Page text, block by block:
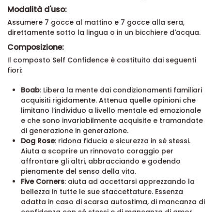
Modalità d'uso:
Assumere 7 gocce al mattino e 7 gocce alla sera,
direttamente sotto la lingua o in un bicchiere d'acqua.
Composizione:
Il composto Self Confidence è costituito dai seguenti
fiori:
Boab: Libera la mente dai condizionamenti familiari
acquisiti rigidamente. Attenua quelle opinioni che
limitano l’individuo a livello mentale ed emozionale
e che sono invariabilmente acquisite e tramandate
di generazione in generazione.
Dog Rose: ridona fiducia e sicurezza in sé stessi.
Aiuta a scoprire un rinnovato coraggio per
affrontare gli altri, abbracciando e godendo
pienamente del senso della vita.
Five Corners: aiuta ad accettarsi apprezzando la
bellezza in tutte le sue sfaccettature. Essenza
adatta in caso di scarsa autostima, di mancanza di